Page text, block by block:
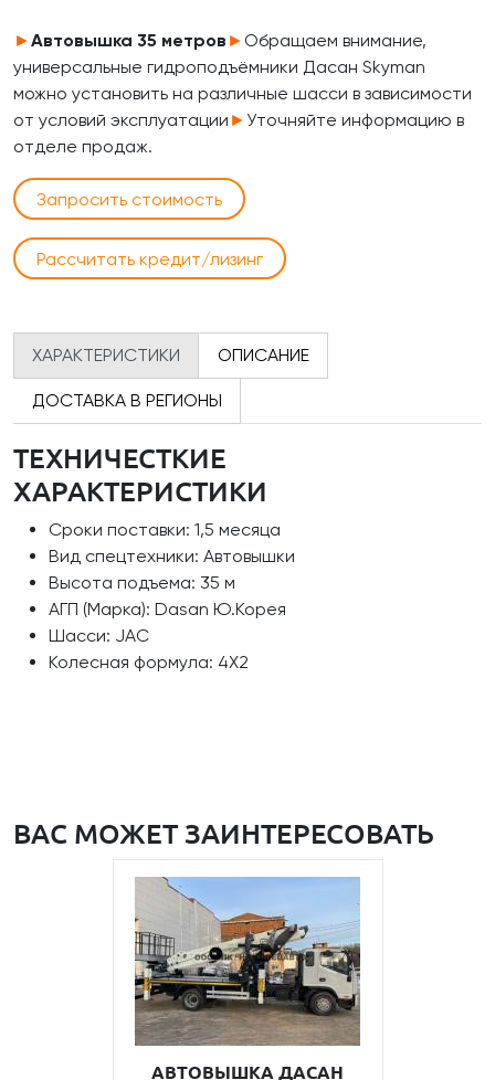
►Автовышка 35 метров ► Обращаем внимание,
универсальные гидроподъёмники Дасан Skyman
можно установить на различные шасси в зависимости
от условий эксплуатации ► Уточняйте информацию в
отделе продаж.
Запросить стоимость
Рассчитать кредит/лизинг
ХАРАКТЕРИСТИКИ ОПИСАНИЕ
ДОСТАВКА В РЕГИОНЫ
ТЕХНИЧЕСТКИЕ
ХАРАКТЕРИСТИКИ
Сроки поставки: 1,5 месяца
Вид спецтехники: Автовышки
Высота подъема: 35 м
АГП (Марка): Dasan Ю.Корея
Шасси: JAC
Колесная формула: 4Х2
ВАС МОЖЕТ ЗАИНТЕРЕСОВАТЬ
АВТОВЫШКА ДАСАН